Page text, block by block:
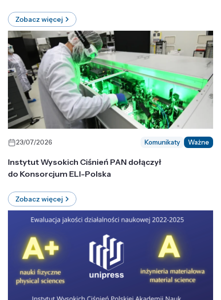
Zobacz więcej
23/07/2026 Komunikaty Ważne
Instytut Wysokich Ciśnień PAN dołączył
do Konsorcjum ELI-Polska
Zobacz więcej